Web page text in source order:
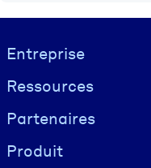
Visually hidden Text
Entreprise
Ressources
Partenaires
Produit